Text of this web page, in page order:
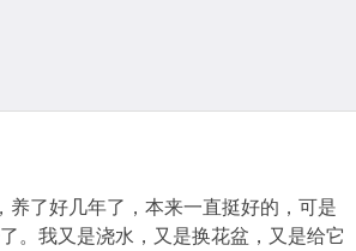
了好几年了，本来一直挺好的，可是
。我又是浇水，又是换花盆，又是给它